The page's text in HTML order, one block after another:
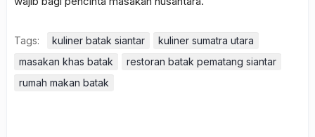
Tags: kuliner batak siantar
kuliner sumatra utara
masakan khas batak
restoran batak pematang siantar
rumah makan batak